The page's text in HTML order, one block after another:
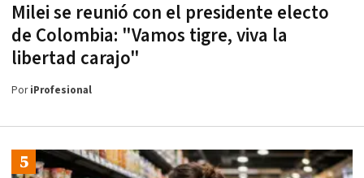
Milei se reunió con el presidente electo
de Colombia: "Vamos tigre, viva la
libertad carajo"
PoriProfesional